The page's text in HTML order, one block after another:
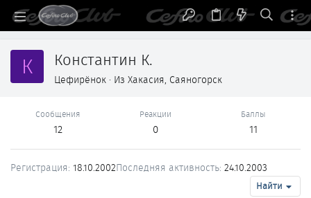
К Константин К.
Цефирёнок · Из Хакасия, Саяногорск
Сообщения
12
Реакции
0
Баллы
11
Регистрация 18.10.2002Последняя активность 24.10.2003
Найти